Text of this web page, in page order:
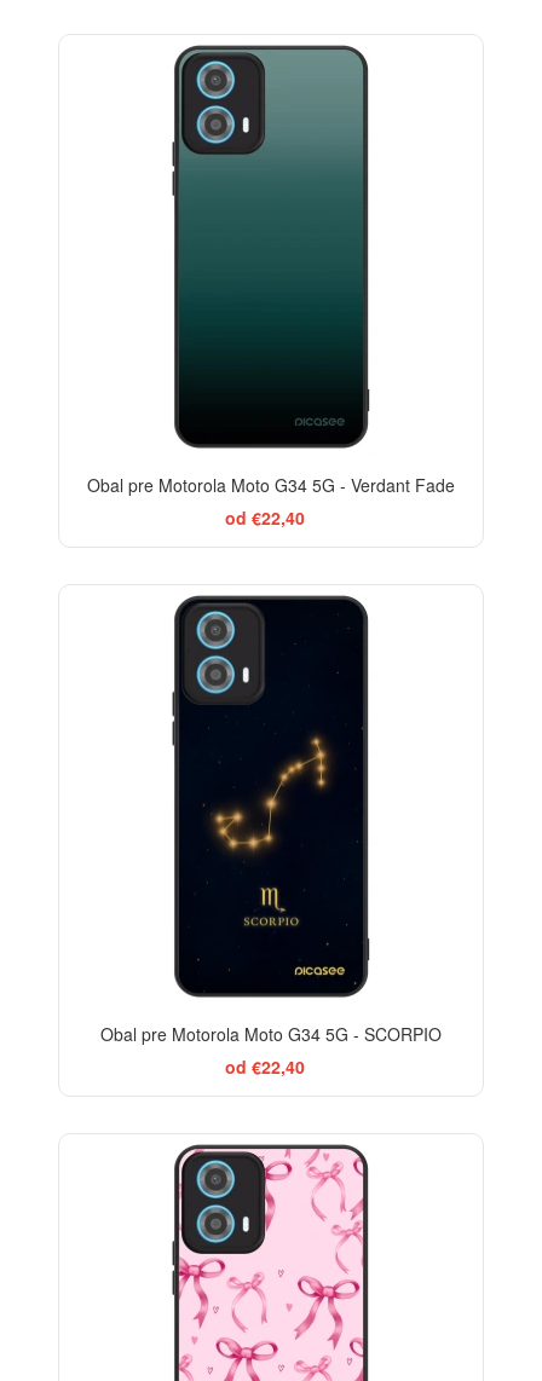
Obal pre Motorola Moto G34 5G - Verdant Fade
od €22,40
Obal pre Motorola Moto G34 5G - SCORPIO
od €22,40